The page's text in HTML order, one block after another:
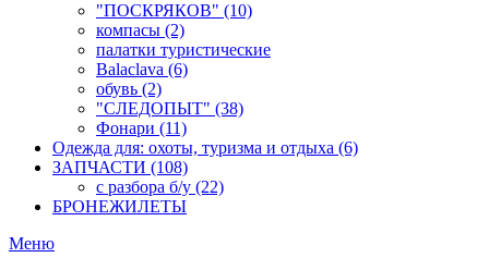
"ПОСКРЯКОВ" (10)
компасы (2)
палатки туристические
Balaclava (6)
обувь (2)
"СЛЕДОПЫТ" (38)
Фонари (11)
Одежда для: охоты, туризма и отдыха (6)
ЗАПЧАСТИ (108)
с разбора б/у (22)
БРОНЕЖИЛЕТЫ
Меню